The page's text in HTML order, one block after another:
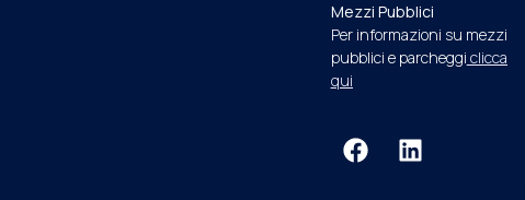
Mezzi Pubblici
Per informazioni su mezzi
pubblici e parcheggi clicca
qui